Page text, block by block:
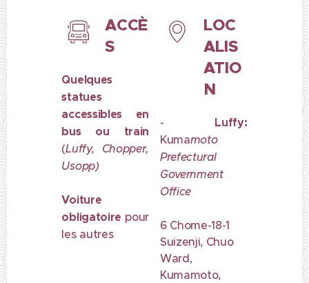
ACCÈ
S
Quelques
statues
accessibles en
bus ou train
(Luffy, Chopper,
Usopp)
Voiture
obligatoire pour
les autres
LOC
ALIS
ATIO
N
- Luffy:
Kumamoto
Prefectural
Government
Office
6 Chome-18-1
Suizenji, Chuo
Ward,
Kumamoto,